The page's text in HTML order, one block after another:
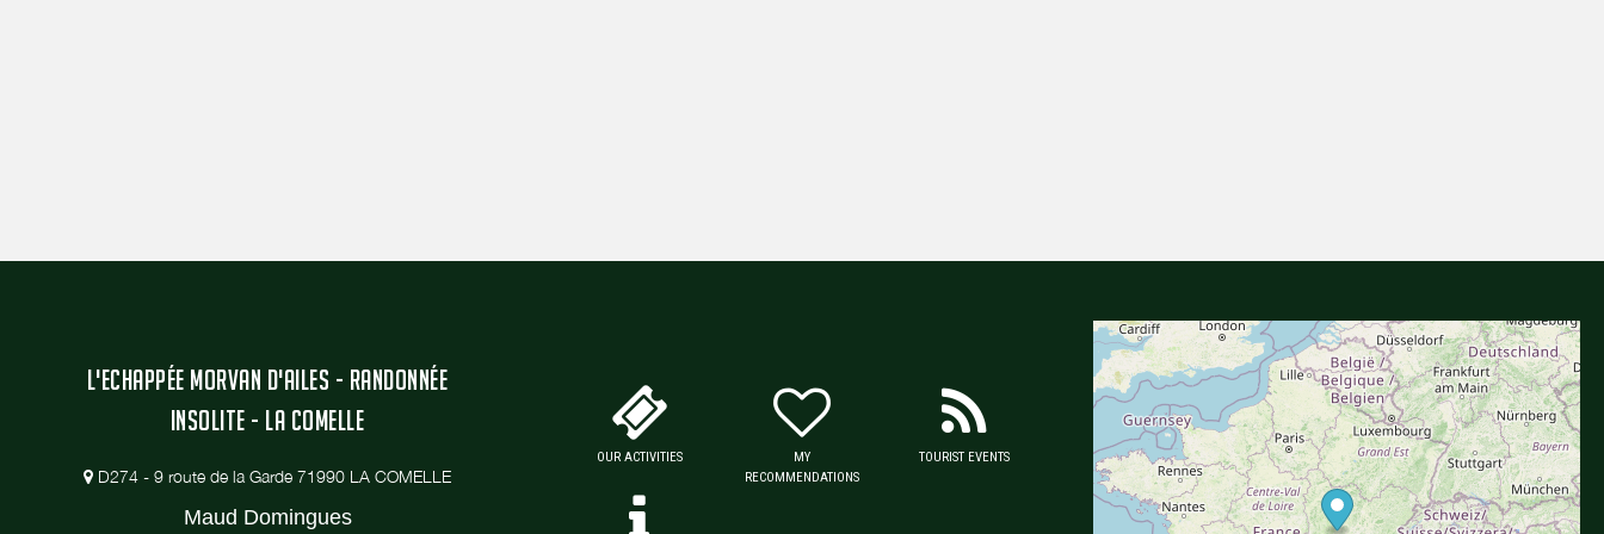
L'ECHAPPÉE MORVAN D'AILES - RANDONNÉE
INSOLITE - LA COMELLE
D274 - 9 route de la Garde 71990 LA COMELLE
Maud Domingues
OUR ACTIVITIES
MY
RECOMMENDATIONS
TOURIST EVENTS